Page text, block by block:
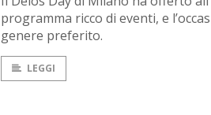
programma ricco di eventi, e
genere preferito.
LEGGI